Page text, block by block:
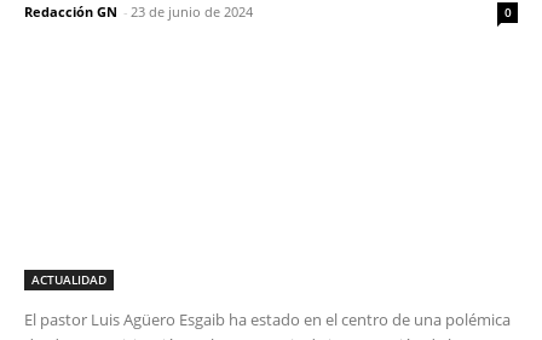
Redacción GN - 23 de junio de 2024 0
ACTUALIDAD
El pastor Luis Agüero Esgaib ha estado en el centro de una polémica